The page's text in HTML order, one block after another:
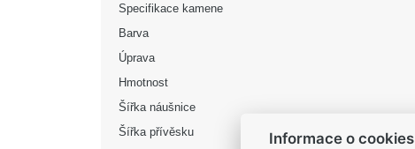
Specifikace kamene
Barva
Úprava
Hmotnost
Šířka náušnice
Šířka přívěsku
Informace o cookies